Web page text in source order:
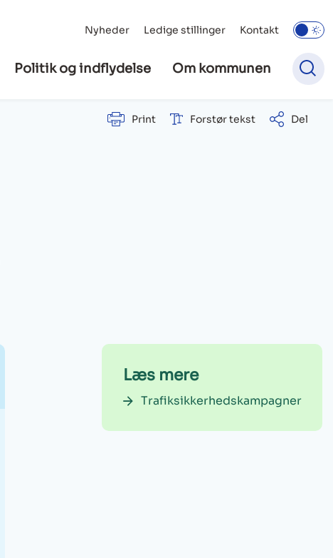
Nyheder Ledige stillinger Kontakt
Politik og indflydelse Om kommunen
Print Forstør tekst Del
Læs mere
Trafiksikkerhedskampagner